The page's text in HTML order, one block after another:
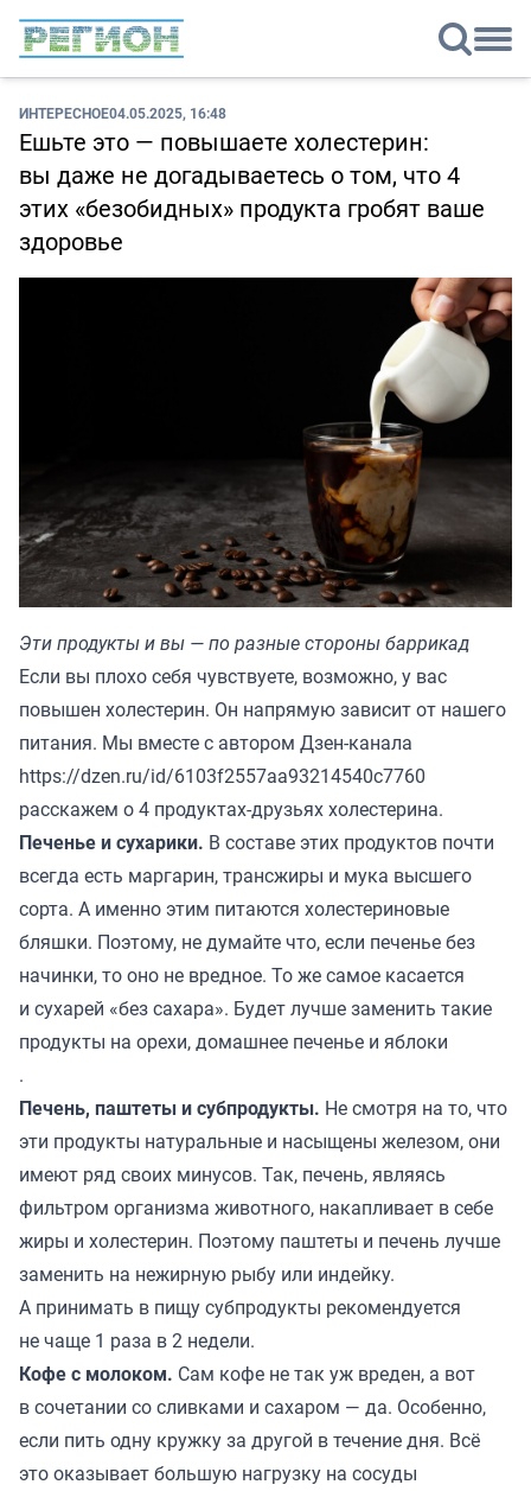
ИНТЕРЕСНОЕ04.05.2025, 16:48
Ешьте это — повышаете холестерин:
вы даже не догадываетесь о том, что 4
этих «безобидных» продукта гробят ваше
здоровье
Эти продукты и вы — по разные стороны баррикад
Если вы плохо себя чувствуете, возможно, у вас
повышен холестерин. Он напрямую зависит от нашего
питания. Мы вместе с автором Дзен-канала
https://dzen.ru/id/6103f2557aa93214540c7760
расскажем о 4 продуктах-друзьях холестерина.
Печенье и сухарики. В составе этих продуктов почти
всегда есть маргарин, трансжиры и мука высшего
сорта. А именно этим питаются холестериновые
бляшки. Поэтому, не думайте что, если печенье без
начинки, то оно не вредное. То же самое касается
и сухарей «без сахара». Будет лучше заменить такие
продукты на орехи, домашнее печенье и яблоки
.
Печень, паштеты и субпродукты. Не смотря на то, что
эти продукты натуральные и насыщены железом, они
имеют ряд своих минусов. Так, печень, являясь
фильтром организма животного, накапливает в себе
жиры и холестерин. Поэтому паштеты и печень лучше
заменить на нежирную рыбу или индейку.
А принимать в пищу субпродукты рекомендуется
не чаще 1 раза в 2 недели.
Кофе с молоком. Сам кофе не так уж вреден, а вот
в сочетании со сливками и сахаром — да. Особенно,
если пить одну кружку за другой в течение дня. Всё
это оказывает большую нагрузку на сосуды